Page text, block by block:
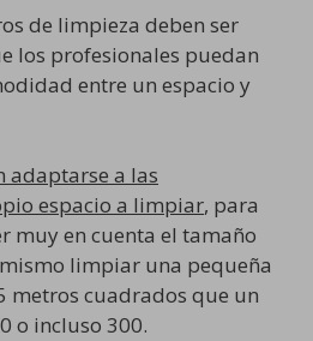
de limpieza deben ser
los profesionales puedan
entre un espacio y
adaptarse a las
espacio a limpiar, para
muy en cuenta el tamaño
limpiar una pequeña
metros cuadrados que un
o incluso 300.